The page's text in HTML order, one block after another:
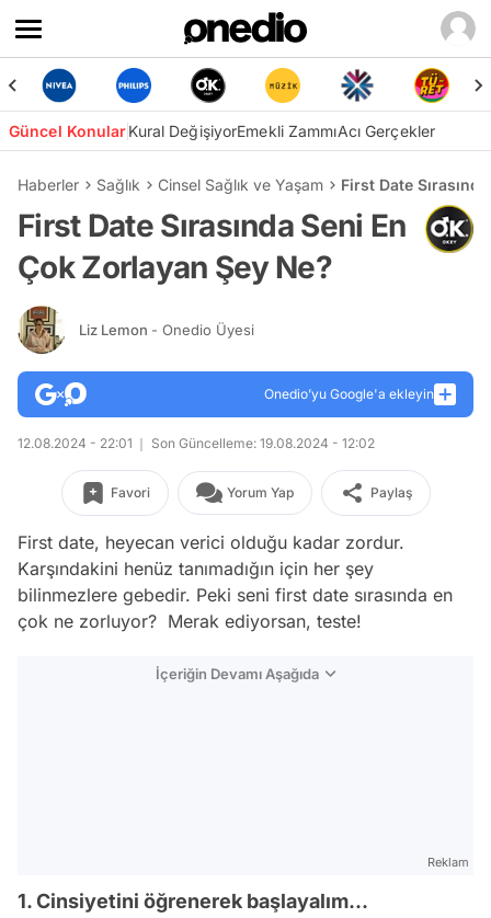
Güncel KonularKural DeğişiyorEmekli ZammıAcı Gerçekler
Haberler Sağlık Cinsel Sağlık ve Yaşam First Date
First Date Sırasında Seni En
Çok Zorlayan Şey Ne?
Liz Lemon - Onedio Üyesi
Onedio’yu Google'a ekleyin
12.08.2024 - 22:01 Son Güncelleme: 19.08.2024 - 12:02
Favori Yorum Yap Paylaş
First date, heyecan verici olduğu kadar zordur.
Karşındakini henüz tanımadığın için her şey
bilinmezlere gebedir. Peki seni first date sırasında en
çok ne zorluyor? Merak ediyorsan, teste!
İçeriğin Devamı Aşağıda
Reklam
1. Cinsiyetini öğrenerek başlayalım...